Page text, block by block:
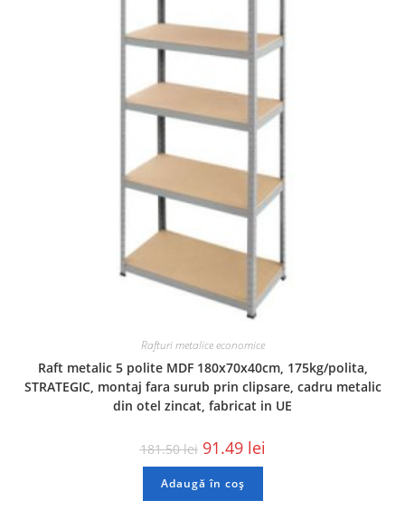
Rafturi metalice economice
Raft metalic 5 polite MDF 180x70x40cm, 175kg/polita,
STRATEGIC, montaj fara surub prin clipsare, cadru metalic
din otel zincat, fabricat in UE
181.50lei 91.49 lei
Adaugă în coș